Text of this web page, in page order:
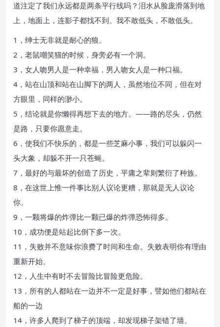
道注定了我们永远都是两条平行线吗？泪水从脸庞滑落到地
上，地面上，连影子都找不到。我不敢低头，不敢低头。
1，绅士无非就是耐心的狼。
2，老鼠嘲笑猫的时候，身旁必有一个洞。
3，女人吻男人是一种幸福，男人吻女人是一种口福。
4，站在山顶和站在山脚下的两人，虽然地位不同，但在对
方眼里，同样的渺小。
5，结论就是你懒得再想下去的地方。――路的尽头，仍然
是路，只要你愿意走。
6，使我们不快乐的，都是一些芝麻小事，我们可以躲闪一
头大象，却躲不开一只苍蝇。
7，最好的与最坏的创造了历史，平庸之辈则繁衍了种族。
8，在这世上惟一件事比别人议论更糟，那就是无人议论
你。
9，一颗将爆的炸弹比一颗已爆的炸弹恐怖得多。
10，成功便是站起比倒下多一次。
11，失败并不意味你浪费了时间和生命。失败表明你有理由
重新开始。
12，人生中有时不去冒险比冒险更危险。
13，所有的人都站在一边并不一定是好事，譬如他们都站在
船的一边
14，许多人爬到了梯子的顶端，却发现梯子架错了墙。